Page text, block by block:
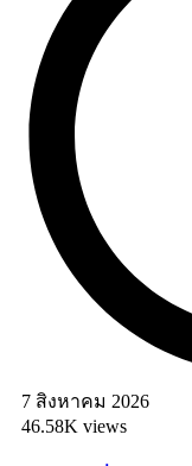
7 สิงหาคม 2026
46.58K views